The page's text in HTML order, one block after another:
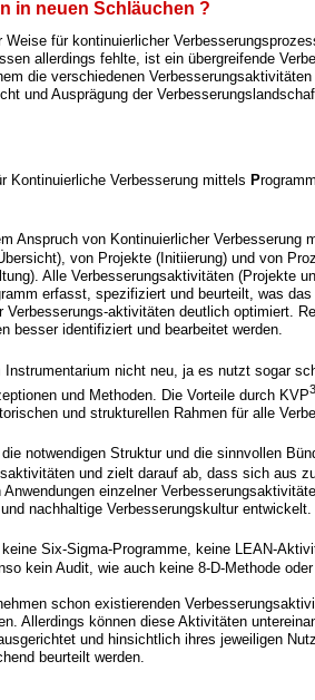
in neuen Schläuchen ?
Weise für kontinuierlicher
allerdings fehlte, ist ein übergreifende
die verschiedenen
und Ausprägung der
Kontinuierliche Verbesserung mittels P
Anspruch von Kontinuierlicher Verbesserung
von Projekte (Initiierung) und von
Alle Verbesserungsaktivitäten (Projekte
erfasst, spezifiziert und beurteilt, was das
Verbesserungs-aktivitäten deutlich optimiert.
besser identifiziert und bearbeitet werden.
Instrumentarium nicht neu, ja es nutzt sogar
und Methoden. Die Vorteile durch KVP3
und strukturellen Rahmen für alle
notwendigen Struktur und die sinnvollen
und zielt darauf ab, dass sich aus
Anwendungen einzelner
nachhaltige Verbesserungskultur entwickelt.
Six-Sigma-Programme, keine LEAN-
kein Audit, wie auch keine 8-D-Methode oder
schon existierenden
Allerdings können diese Aktivitäten
und hinsichtlich ihres jeweiligen
beurteilt werden.